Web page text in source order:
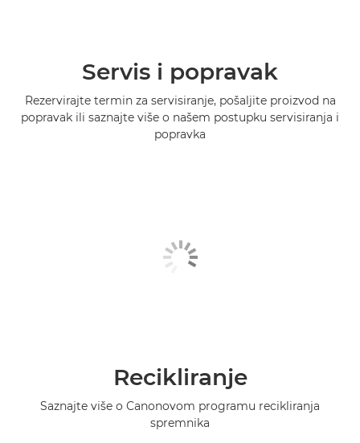
Servis i popravak
Rezervirajte termin za servisiranje, pošaljite proizvod na
popravak ili saznajte više o našem postupku servisiranja i
popravka
Recikliranje
Saznajte više o Canonovom programu recikliranja
spremnika